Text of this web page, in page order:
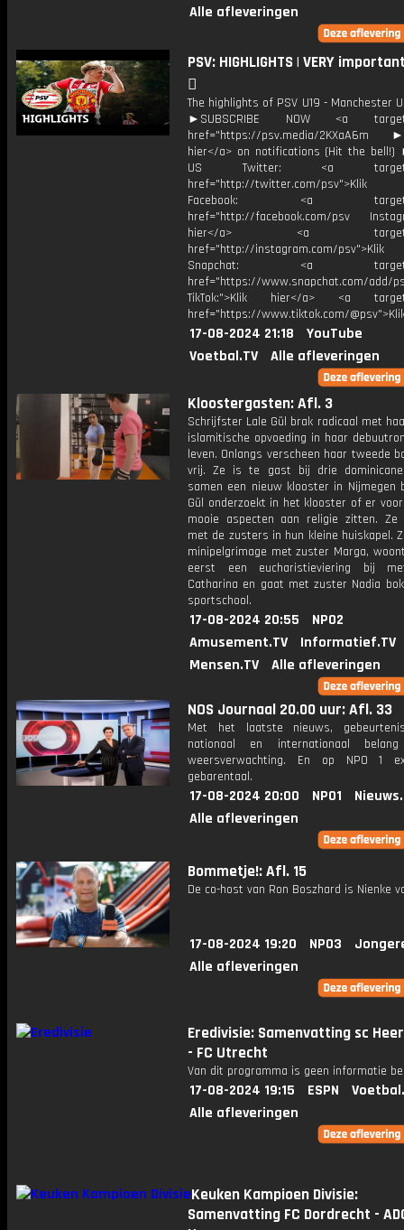
Alle afleveringen
PSV: HIGHLIGHTS | VERY
💪
The highlights of PSV U19 - Manchester
►SUBSCRIBE NOW <a
href="https://psv.media/2KXaA6m
hier</a> on notifications (Hit the bell!)
US Twitter: <a
href="http://twitter.com/psv">Klik
Facebook: <a
href="http://facebook.com/psv
hier</a> <a
href="http://instagram.com/
Snapchat: <a
href="https://www.snapchat.com/add/
TikTok:">Klik hier</a> <a
href="https://www.tiktok.com/
17-08-2024 21:18
YouTube
Voetbal.TV
Alle afleveringen
Kloostergasten: Afl. 3
Schrijfster Lale Gül brak radicaal met
islamitische opvoeding in haar
leven. Onlangs verscheen haar tweede
vrij. Ze is te gast bij drie
samen een nieuw klooster in Nijmegen
Gül onderzoekt in het klooster of er
mooie aspecten aan religie zitten. Ze
met de zusters in hun kleine huiskapel.
minipelgrimage met zuster Marga,
eerst een eucharistieviering bij
Catharina en gaat met zuster Nadia
sportschool.
17-08-2024 20:55
NPO2
Amusement.TV
Informatief.TV
Mensen.TV
Alle afleveringen
NOS Journaal 20.00 uur: Afl. 33
Met het laatste nieuws,
nationaal en internationaal
weersverwachting. En op NPO 1
gebarentaal.
17-08-2024 20:00 NPO1
Alle afleveringen
Bommetje!: Afl. 15
De co-host van Ron Boszhard is Nienke
17-08-2024 19:20 NPO3
Alle afleveringen
Eredivisie: Samenvatting sc
- FC Utrecht
Van dit programma is geen informatie
17-08-2024 19:15 ESPN
Alle afleveringen
Keuken Kampioen Divisie:
Samenvatting FC Dordrecht -